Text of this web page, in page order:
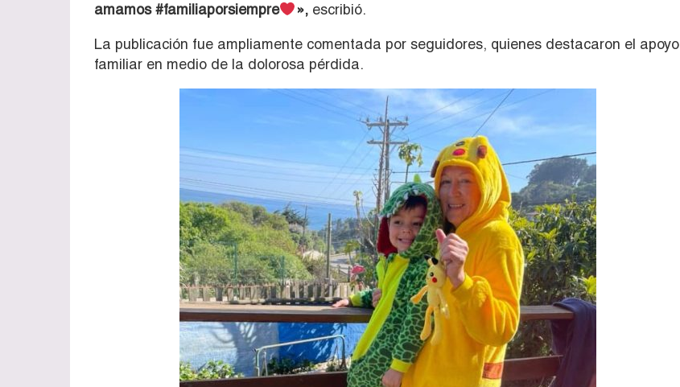
amamos #familiaporsiempre
»,escribió.
La publicación fue ampliamente comentada por seguidores, quienes destacaron el apoyo
familiar en medio de la dolorosa pérdida.